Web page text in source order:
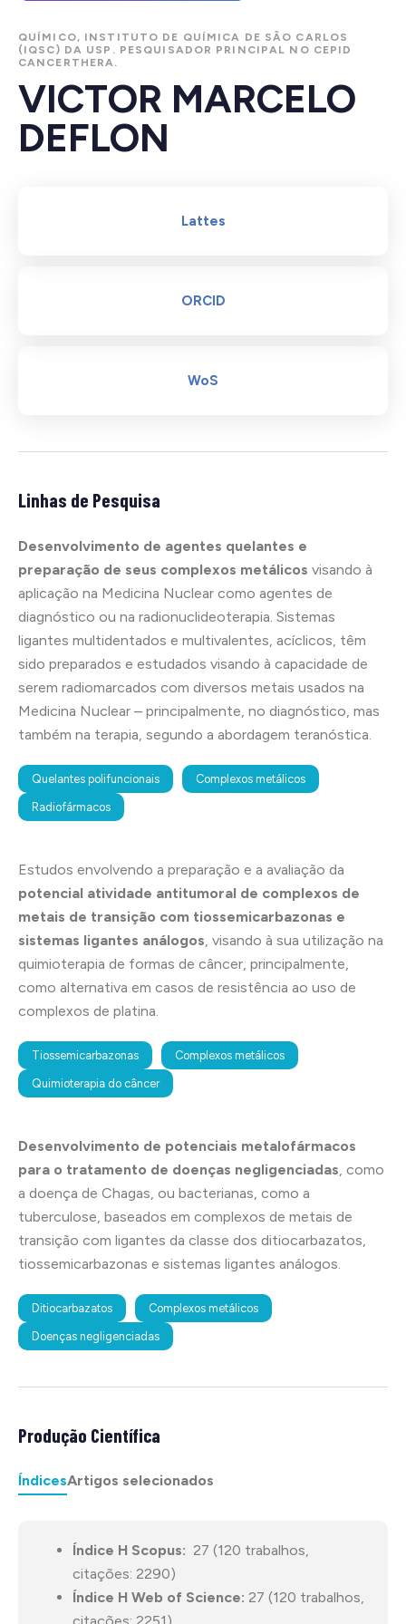
QUÍMICO, INSTITUTO DE QUÍMICA DE SÃO CARLOS
(IQSC) DA USP. PESQUISADOR PRINCIPAL NO CEPID
CANCERTHERA.
VICTOR MARCELO
DEFLON
Lattes
ORCID
WoS
Linhas de Pesquisa
Desenvolvimento de agentes quelantes e
preparação de seus complexos metálicos visando à
aplicação na Medicina Nuclear como agentes de
diagnóstico ou na radionuclideoterapia. Sistemas
ligantes multidentados e multivalentes, acíclicos, têm
sido preparados e estudados visando à capacidade de
serem radiomarcados com diversos metais usados na
Medicina Nuclear – principalmente, no diagnóstico, mas
também na terapia, segundo a abordagem teranóstica.
Quelantes polifuncionais Complexos metálicos
Radiofármacos
Estudos envolvendo a preparação e a avaliação da
potencial atividade antitumoral de complexos de
metais de transição com tiossemicarbazonas e
sistemas ligantes análogos, visando à sua utilização na
quimioterapia de formas de câncer, principalmente,
como alternativa em casos de resistência ao uso de
complexos de platina.
Tiossemicarbazonas Complexos metálicos
Quimioterapia do câncer
Desenvolvimento de potenciais metalofármacos
para o tratamento de doenças negligenciadas , como
a doença de Chagas, ou bacterianas, como a
tuberculose, baseados em complexos de metais de
transição com ligantes da classe dos ditiocarbazatos,
tiossemicarbazonas e sistemas ligantes análogos.
Ditiocarbazatos Complexos metálicos
Doenças negligenciadas
Produção Científica
ÍndicesArtigos selecionados
Índice H Scopus:27 (120 trabalhos,
citações: 2290)
Índice H Web of Science: 27 (120 trabalhos,